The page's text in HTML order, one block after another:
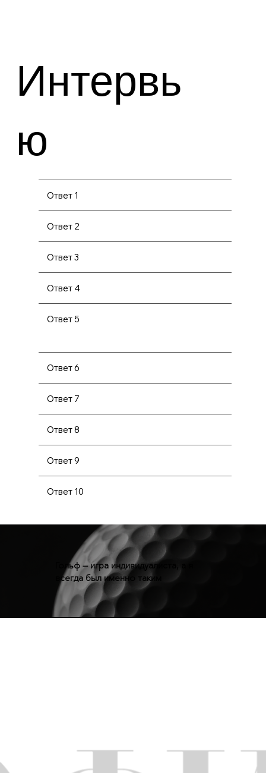
Интервь
ю
Ответ 1
Ответ 2
Ответ 3
Ответ 4
Ответ 5
Ответ 6
Ответ 7
Ответ 8
Ответ 9
Ответ 10
Гольф — игра индивидуалиста, а я
всегда был именно таким